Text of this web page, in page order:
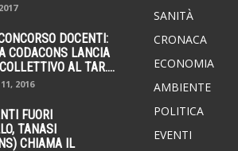
DOCENTI:
CODACONS LANCIA
AL TAR....
2016
FUORI
TANASI
CHIAMA IL
SANITÀ
CRONACA
ECONOMIA
AMBIENTE
POLITICA
EVENTI